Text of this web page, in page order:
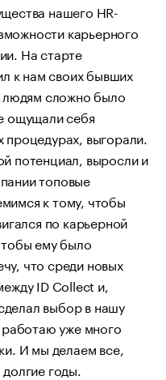
нашего HR-
карьерного
На старте
к нам своих бывших
людям сложно было
ощущали себя
процедурах, выгорали.
потенциал, выросли и
топовые
к тому, чтобы
по карьерной
ему было
что среди новых
ID Collect и,
выбор в нашу
работаю уже много
И мы делаем все,
годы.